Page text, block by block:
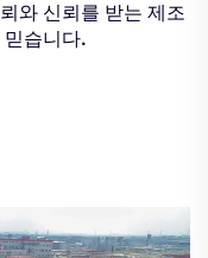
와 신뢰를 받는 제조
습니다.